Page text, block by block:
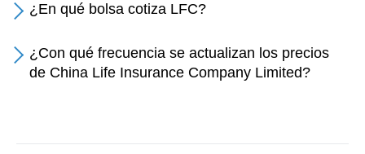
¿En qué bolsa cotiza LFC?
¿Con qué frecuencia se actualizan los precios
de China Life Insurance Company Limited?